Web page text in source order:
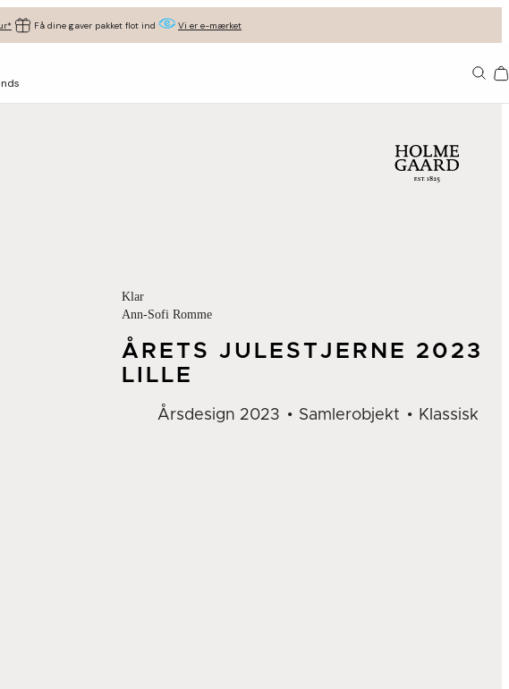
Få dine gaver pakket flot ind Vi er e-mærket
Klar
Ann-Sofi Romme
ÅRETS JULESTJERNE 2023
LILLE
Årsdesign 2023 Samlerobjekt Klassisk